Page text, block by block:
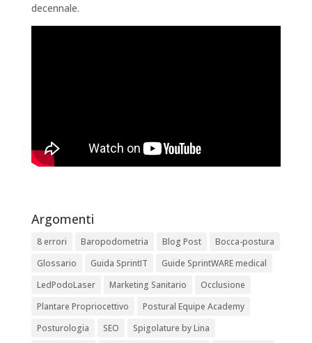
decennale.
Argomenti
8 errori Baropodometria Blog Post
Bocca-postura
Glossario
Guida SprintIT
Guide SprintWARE medical
LedPodoLaser
Marketing Sanitario
Occlusione
Plantare Propriocettivo
Postural Equipe Academy
Posturologia
SEO
Spigolature by Lina